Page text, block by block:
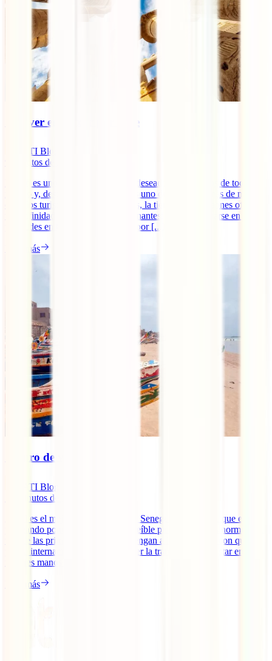
Qué ver en Luxor por libre
IATI Blog
minutos de lectura
Egipto es uno de los destinos más deseados por viajeros de todo el
mundo y, desde hace unos años, es uno de los países más de moda
entre los turistas. No es para menos, la tierra de los faraones ofrece
una infinidad de experiencias fascinantes: desde adentrarse en las
pirámides en Guiza hasta navegar por [...]
Leer más
Seguro de viaje a Senegal
IATI Blog
minutos de lectura
¿Cuál es el mejor seguro de viaje a Senegal? En caso de que estés
planeando poner rumbo a este increíble país africano, es normal que
una de las primeras cosas que te vengan a la cabeza sea con qué
póliza internacional viajar para tener la tranquilidad de estar en las
mejores manos si algo te [...]
Leer más